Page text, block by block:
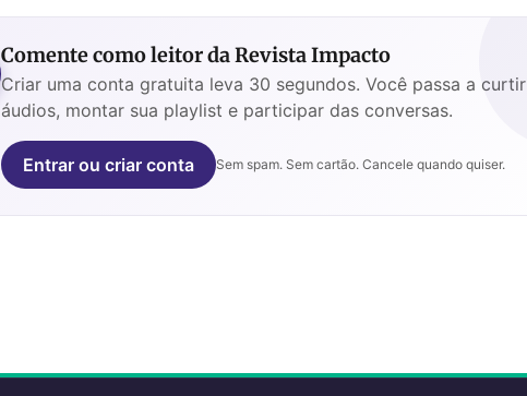
Comente como leitor da Revista Impacto
Criar uma conta gratuita leva 30 segundos. Você passa a curtir
áudios, montar sua playlist e participar das conversas.
Entrar ou criar conta Sem spam. Sem cartão. Cancele quando quiser.